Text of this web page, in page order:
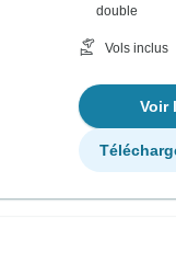
double
Vols inclus
Voir